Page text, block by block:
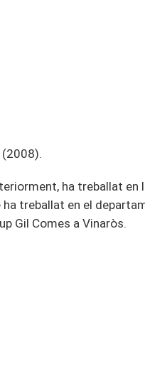
ha treballat en
treballat en el
Gil Comes a Vinaròs.